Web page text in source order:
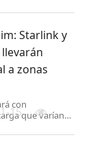
ser sumergidos
Starlink y
a zonas
con
que varían
porción
15